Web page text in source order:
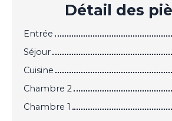
Détail des
Entrée
Séjour
Cuisine
Chambre 2
Chambre 1